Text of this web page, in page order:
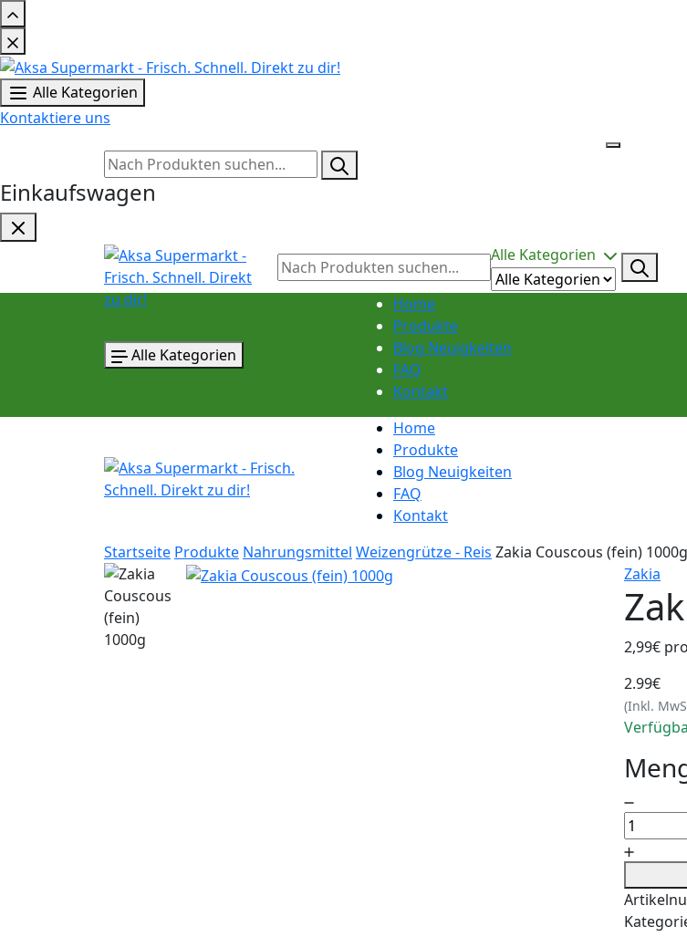
Alle Kategorien
Kontaktiere uns
Einkaufswagen
Alle Kategorien
Alle Kategorien
Home
Produkte
Blog Neuigkeiten
FAQ
Kontakt
Home
Produkte
Blog Neuigkeiten
FAQ
Kontakt
Startseite Produkte Nahrungsmittel Weizengrütze - Reis Zakia Couscous (fein) 1000g
Zakia
2,99€
2.99€
(Inkl.